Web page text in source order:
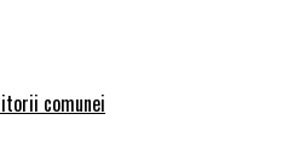
comunei